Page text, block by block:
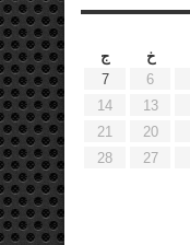
خ
ج
6
7
13
14
20
21
27
28